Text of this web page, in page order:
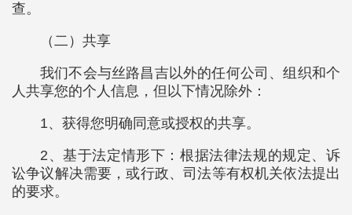
查。
（二）共享
我们不会与丝路昌吉以外的任何公司、组织和个
人共享您的个人信息，但以下情况除外：
1、获得您明确同意或授权的共享。
2、基于法定情形下：根据法律法规的规定、诉
讼争议解决需要，或行政、司法等有权机关依法提出
的要求。